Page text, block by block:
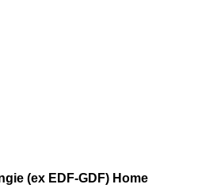
(ex EDF-GDF) Home